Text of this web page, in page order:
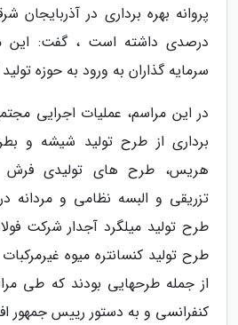
درصدی داشته است ، گفت: این
سرمایه گذاران به ورود به حوزه
در این مراسم، عملیات اجرایی
برداری از طرح تولید شیشه و
هریس، طرح های تولیدی فرش
تزریقی و البسه نظامی و مردانه در
طرح تولید میلگرد آجدار شرکت
طرح تولید کنسانتره میوه
از جمله طرحهایی بودند که طی
کنفرانسی و به دستور رییس جمهور